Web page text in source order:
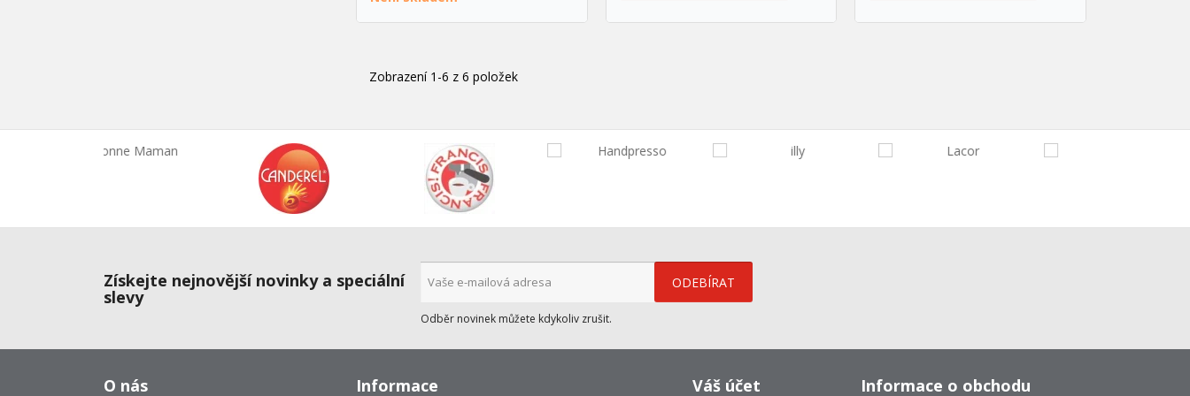
Zobrazení 1-6 z 6 položek
Získejte nejnovější novinky a speciální
slevy
Odběr novinek můžete kdykoliv zrušit.
O nás Informace Váš účet Informace o obchodu